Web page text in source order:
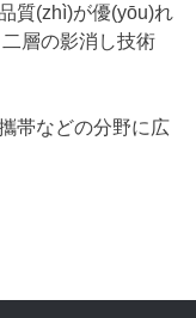
品質(zhì)が優(yōu)れ
二層の影消し技術
帯などの分野に広